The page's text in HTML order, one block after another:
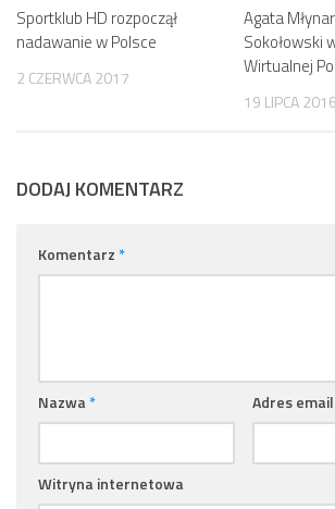
Sportklub HD rozpoczął
nadawanie w Polsce
2 CZERWCA 2017
Agata
Sokołowski
Wirtualnej
19 LIPCA 2016
DODAJ KOMENTARZ
Komentarz*
Nazwa* Adres email
Witryna internetowa